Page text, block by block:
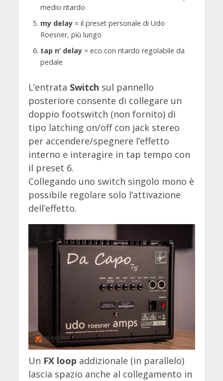
medio ritardo
my delay= il preset personale di Udo
Roesner, più lungo
tap n’ delay= eco con ritardo regolabile da
pedale
L’entrata Switch sul pannello
posteriore consente di collegare un
doppio footswitch (non fornito) di
tipo latching on/off con jack stereo
per accendere/spegnere l’effetto
interno e interagire in tap tempo con
il preset 6.
Collegando uno switch singolo mono è
possibile regolare solo l’attivazione
dell’effetto.
Un FX loop addizionale (in parallelo)
lascia spazio anche al collegamento in